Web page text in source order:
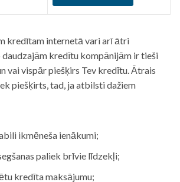
kredītam internetā vari arī ātri
kredītu kompānijām ir tieši
vai vispār piešķirs Tev kredītu. Ātrais
piešķirts, tad, ja atbilsti dažiem
ikmēneša ienākumi;
paliek brīvie līdzekļi;
kredīta maksājumu;